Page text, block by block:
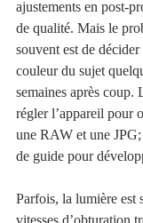
ajustements en post-
de qualité. Mais le
souvent est de
couleur du sujet
semaines après coup.
régler l’appareil pour
une RAW et une
de guide pour
Parfois, la lumière est
vitesses d’obturation